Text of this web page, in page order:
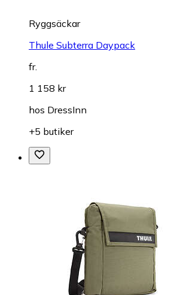
Ryggsäckar
Thule Subterra Daypack
fr.
1 158 kr
hos DressInn
+5 butiker